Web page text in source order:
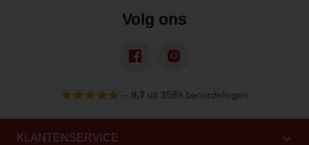
Volg ons
– 9,7 uit 3589 beoordelingen
KLANTENSERVICE